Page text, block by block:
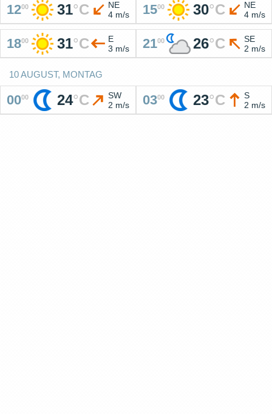
1200 31°C
NE
4 m/s
1500 30°C
NE
4 m/s
1800 31°C
E
3 m/s
2100 26°C
SE
2 m/s
10 AUGUST, MONTAG
0000 24°C
SW
2 m/s
0300 23°C
S
2 m/s